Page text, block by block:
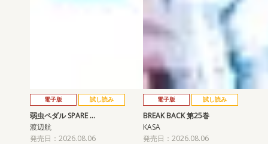
電子版 試し読み
弱虫ペダル SPARE …
渡辺航
発売日：2026.08.06
電子版 試し読み
BREAK BACK 第25巻
KASA
発売日：2026.08.06